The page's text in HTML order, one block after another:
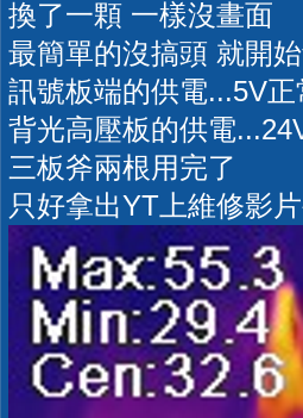
換了一顆 一樣沒畫面
最簡單的沒搞頭 就開
訊號板端的供電...5V
背光高壓板的供電
三板斧兩根用完了
只好拿出YT上維修影